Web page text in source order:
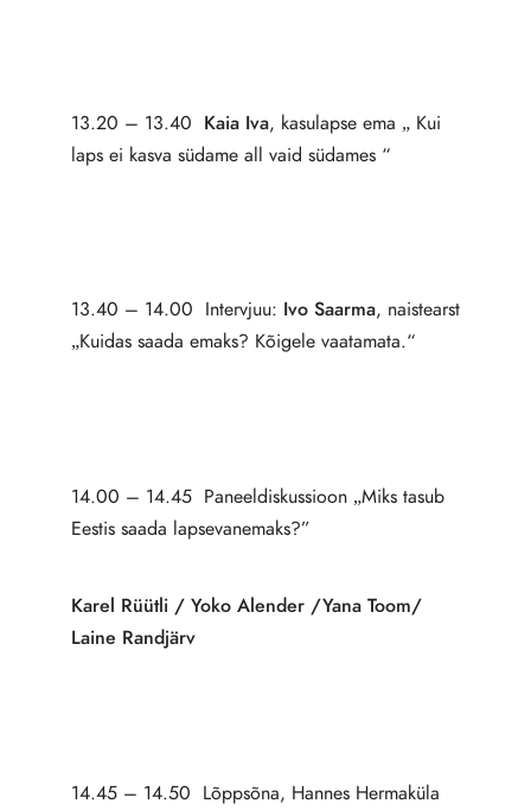
13.20 – 13.40 Kaia Iva, kasulapse ema „ Kui
laps ei kasva südame all vaid südames “
13.40 – 14.00 Intervjuu: Ivo Saarma, naistearst
„Kuidas saada emaks? Kõigele vaatamata.“
14.00 – 14.45 Paneeldiskussioon „Miks tasub
Eestis saada lapsevanemaks?”
Karel Rüütli / Yoko Alender /Yana Toom/
Laine Randjärv
14.45 – 14.50 Lõppsõna, Hannes Hermaküla